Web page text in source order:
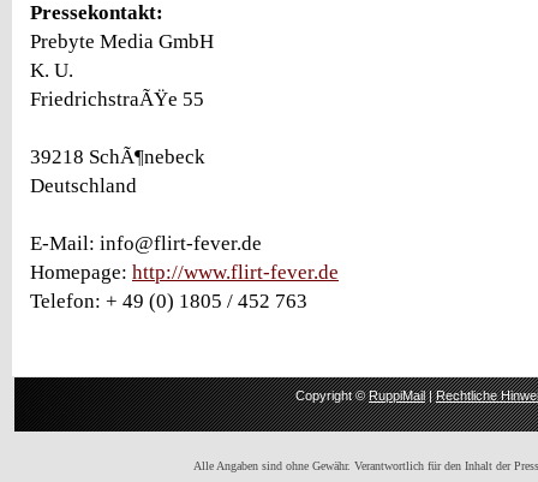
Pressekontakt:
Prebyte Media GmbH
K. U.
FriedrichstraÃŸe 55
39218 SchÃ¶nebeck
Deutschland
E-Mail: info@flirt-fever.de
Homepage: http://www.flirt-fever.de
Telefon: + 49 (0) 1805 / 452 763
Copyright ©RuppiMail|Rechtliche
Alle Angaben sind ohne Gewähr. Verantwortlich für den Inhalt der